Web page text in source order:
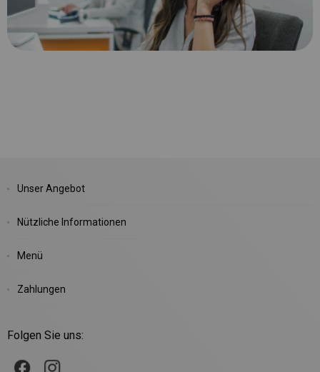
Unser Angebot
Nützliche Informationen
Menü
Zahlungen
Folgen Sie uns: